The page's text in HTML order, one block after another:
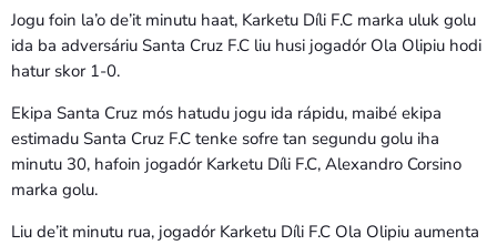
Jogu foin la’o de’it minutu haat, Karketu Díli F.C marka uluk golu
ida ba adversáriu Santa Cruz F.C liu husi jogadór Ola Olipiu hodi
hatur skor 1-0.
Ekipa Santa Cruz mós hatudu jogu ida rápidu, maibé ekipa
estimadu Santa Cruz F.C tenke sofre tan segundu golu iha
minutu 30, hafoin jogadór Karketu Díli F.C, Alexandro Corsino
marka golu.
Liu de’it minutu rua, jogadór Karketu Díli F.C Ola Olipiu aumenta